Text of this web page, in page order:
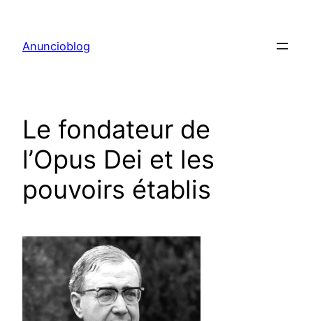
contenu
Anuncioblog
Le fondateur de
l’Opus Dei et les
pouvoirs établis